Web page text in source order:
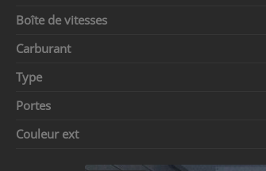
Boîte de vitesses
Carburant
Type
Portes
Couleur ext